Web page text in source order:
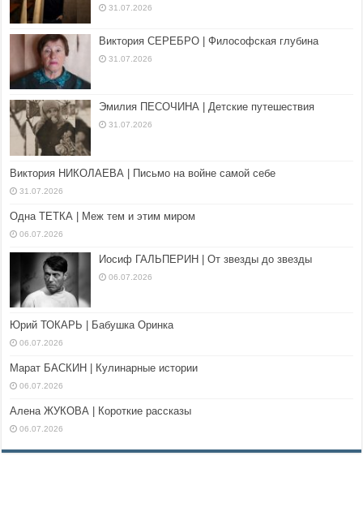
31.07.2026
Виктория СЕРЕБРО | Философская глубина
31.07.2026
Эмилия ПЕСОЧИНА | Детские путешествия
31.07.2026
Виктория НИКОЛАЕВА | Письмо на войне самой себе
31.07.2026
Одна ТЕТКА | Меж тем и этим миром
06.07.2026
Иосиф ГАЛЬПЕРИН | От звезды до звезды
06.07.2026
Юрий ТОКАРЬ | Бабушка Оринка
06.07.2026
Марат БАСКИН | Кулинарные истории
06.07.2026
Алена ЖУКОВА | Короткие рассказы
06.07.2026